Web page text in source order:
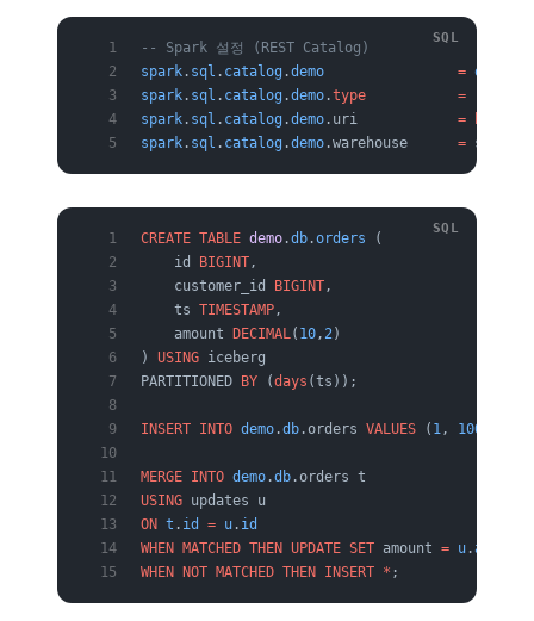
-- Spark 설정 (REST Catalog)
spark . sql . catalog .demo
                =
org
spark . sql . catalog .demo .type
           =
spark . sql . catalog .demo .uri =
spark . sql . catalog .demo .warehouse = s3:
CREATE TABLE demo .db .orders (
    id
BIGINT ,
    customer_id
BIGINT ,
    ts
TIMESTAMP ,
    amount
DECIMAL ( 10 , 2 )
) USING iceberg
PARTITIONED BY (days (ts));
INSERT INTO demo .db .orders VALUES ( 1 , 100
MERGE INTO demo .db .orders t
USING updates u
ON t . id = u . id
WHEN MATCHED THEN UPDATE SET amount = u .amount
WHEN NOT MATCHED THEN INSERT * ;